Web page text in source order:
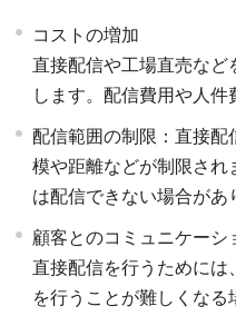
コストの増加
直接配信や工場直売など
します。配信費用や人件
配信範囲の制限：直接配
模や距離などが制限され
は配信できない場合があ
顧客とのコミュニケーシ
直接配信を行うためには
を行うことが難しくなる